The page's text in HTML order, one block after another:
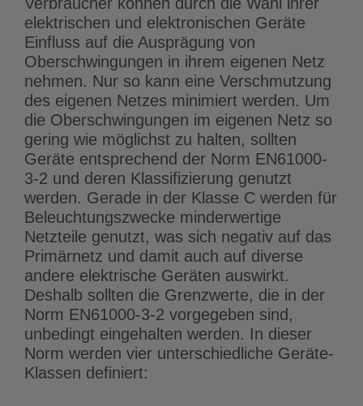
elektrischen und elektronischen Geräte
Einfluss auf die Ausprägung von
Oberschwingungen in ihrem eigenen Netz
nehmen. Nur so kann eine Verschmutzung
des eigenen Netzes minimiert werden. Um
die Oberschwingungen im eigenen Netz so
gering wie möglichst zu halten, sollten
Geräte entsprechend der Norm EN61000-
3-2 und deren Klassifizierung genutzt
werden. Gerade in der Klasse C werden für
Beleuchtungszwecke minderwertige
Netzteile genutzt, was sich negativ auf das
Primärnetz und damit auch auf diverse
andere elektrische Geräten auswirkt.
Deshalb sollten die Grenzwerte, die in der
Norm EN61000-3-2 vorgegeben sind,
unbedingt eingehalten werden. In dieser
Norm werden vier unterschiedliche Geräte-
Klassen definiert: